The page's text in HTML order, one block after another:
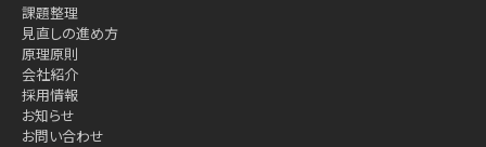
課題整理
見直しの進め方
原理原則
会社紹介
採用情報
お知らせ
お問い合わせ